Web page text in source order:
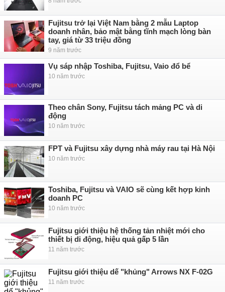
Fujitsu trở lại Việt Nam bằng 2 mẫu Laptop
doanh nhân, bảo mật bằng tĩnh mạch lòng bàn
tay, giá từ 33 triệu đồng
9 năm trước
Vụ sáp nhập Toshiba, Fujitsu, Vaio đổ bể
10 năm trước
Theo chân Sony, Fujitsu tách mảng PC và di
động
10 năm trước
FPT và Fujitsu xây dựng nhà máy rau tại Hà Nội
10 năm trước
Toshiba, Fujitsu và VAIO sẽ cùng kết hợp kinh
doanh PC
10 năm trước
Fujitsu giới thiệu hệ thống tản nhiệt mới cho
thiết bị di động, hiệu quả gấp 5 lần
11 năm trước
Fujitsu giới thiệu dế "khủng" Arrows NX F-02G
11 năm trước